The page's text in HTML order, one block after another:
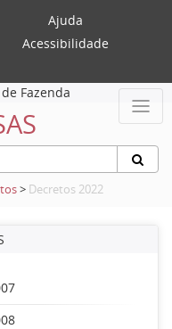
Ajuda
Acessibilidade
Fazenda
> Decretos 2022